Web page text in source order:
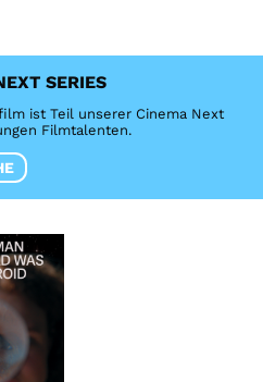
SERIES
ist Teil unserer Cinema Next
Filmtalenten.